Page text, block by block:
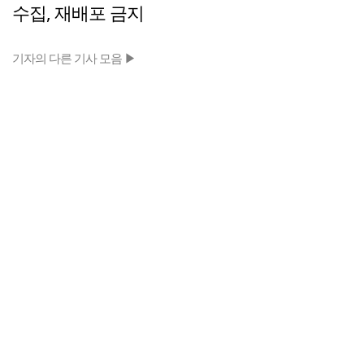
수집, 재배포 금지
기자의 다른 기사 모음 ▶